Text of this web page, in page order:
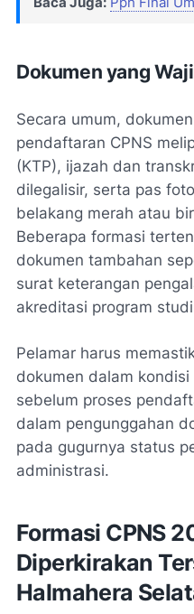
Dokumen yang
Secara umum,
pendaftaran CPNS
(KTP), ijazah dan
dilegalisir, serta pas
belakang merah atau
Beberapa formasi
dokumen tambahan
surat keterangan
akreditasi program
Pelamar harus
dokumen dalam
sebelum proses
dalam pengunggahan
pada gugurnya status
administrasi.
Formasi CPNS
Diperkirakan
Halmahera